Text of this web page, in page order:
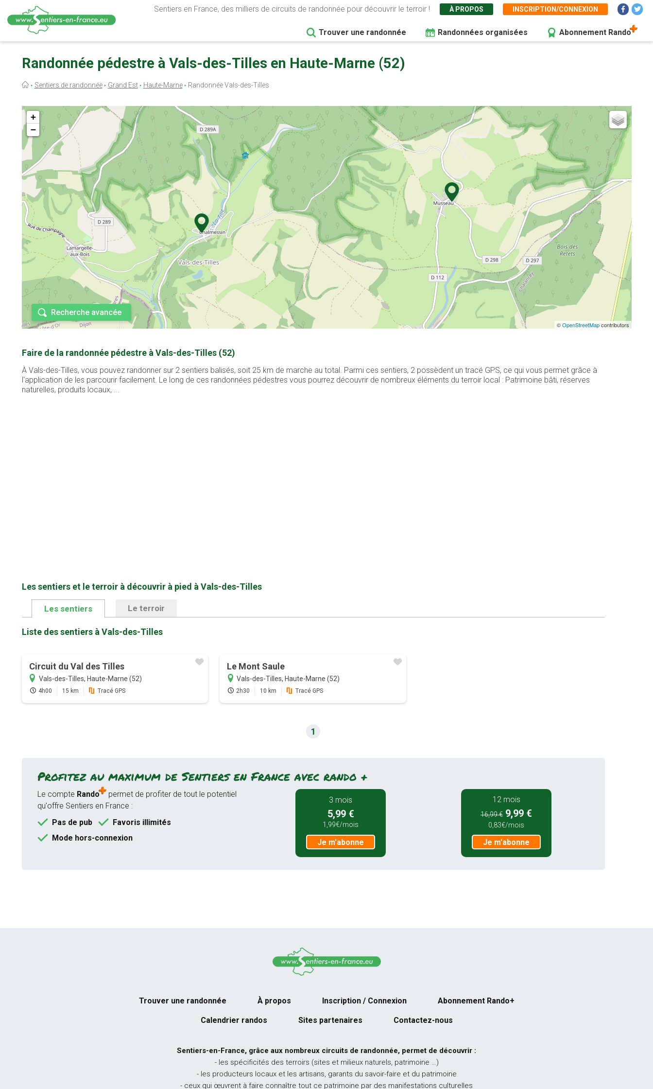
contenu
Sentiers en France, des milliers de circuits de randonnée pour découvrir le terroir ! À PROPOS INSCRIPTION/CONNEXION
Trouver une randonnée Randonnées organisées Abonnement Rando
Randonnée pédestre à Vals-des-Tilles en Haute-Marne (52)
Fil
Sentiers de randonnée Grand Est Haute-Marne Randonnée Vals-des-Tilles
+
−
©OpenStreetMapcontributors
Recherche avancée
Faire de la randonnée pédestre à Vals-des-Tilles (52)
À Vals-des-Tilles, vous pouvez randonner sur 2 sentiers balisés, soit 25 km de marche au total. Parmi ces sentiers, 2 possèdent un tracé GPS, ce qui vous permet grâce à
l'application de les parcourir facilement. Le long de ces randonnées pédestres vous pourrez découvrir de nombreux éléments du terroir local : Patrimoine bâti, réserves
naturelles, produits locaux, ...
Les sentiers et le terroir à découvrir à pied à Vals-des-Tilles
Les sentiers Le terroir
Liste des sentiers à Vals-des-Tilles
Circuit du Val des Tilles
Vals-des-Tilles, Haute-Marne (52)
4h00 15 km Tracé GPS
Le Mont Saule
Vals-des-Tilles, Haute-Marne (52)
2h30 10 km Tracé GPS
1
Profitez au maximum de Sentiers en France avec rando +
Le compte Rando
permet de profiter de tout le potentiel
qu'offre Sentiers en France :
Pas de pub
Favoris illimités
Mode hors-connexion
3 mois
5,99 €
1,99€/mois
Je m'abonne
12 mois
16,99 € 9,99 €
0,83€/mois
Je m'abonne
Trouver une randonnée À propos Inscription / Connexion Abonnement Rando+
Calendrier randos Sites partenaires Contactez-nous
Sentiers-en-France, grâce aux nombreux circuits de randonnée, permet de découvrir :
- les spécificités des terroirs (sites et milieux naturels, patrimoine …)
- les producteurs locaux et les artisans, garants du savoir-faire et du patrimoine
- ceux qui œuvrent à faire connaître tout ce patrimoine par des manifestations culturelles